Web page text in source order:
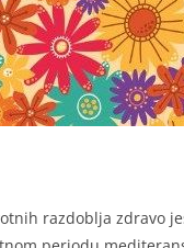
razdoblja zdravo